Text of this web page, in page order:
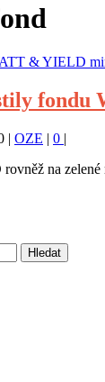
fondu
| OZE | 0 |
na zelené